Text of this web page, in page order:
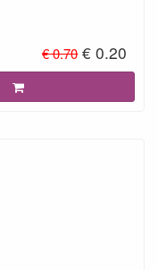
€ 0.70 € 0.20